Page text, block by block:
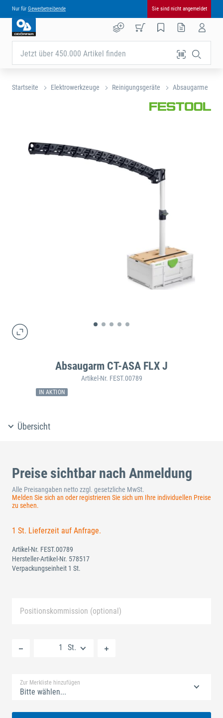
Nur für Gewerbetreibende Sie sind nicht angemeldet
Jetzt über 450.000 Artikel finden
Startseite Elektrowerkzeuge Reinigungsgeräte Absaugarme
Absaugarm CT-ASA FLX J
Artikel-Nr. FEST.00789
IN AKTION
Übersicht
Preise sichtbar nach Anmeldung
Alle Preisangaben netto zzgl. gesetzliche MwSt.
Melden Sie sich an oder registrieren Sie sich um Ihre individuellen Preise
zu sehen.
1 St. Lieferzeit auf Anfrage.
Artikel-Nr. FEST.00789
Hersteller-Artikel-Nr. 578517
Verpackungseinheit 1 St.
Positionskommission (optional)
St.
Zur Merkliste hinzufügen
Bitte wählen...